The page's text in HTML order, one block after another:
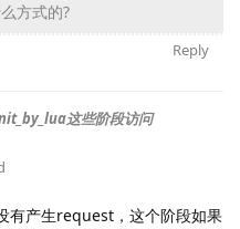
方式的?
Reply
这些阶段访问
有产生request，这个阶段如果